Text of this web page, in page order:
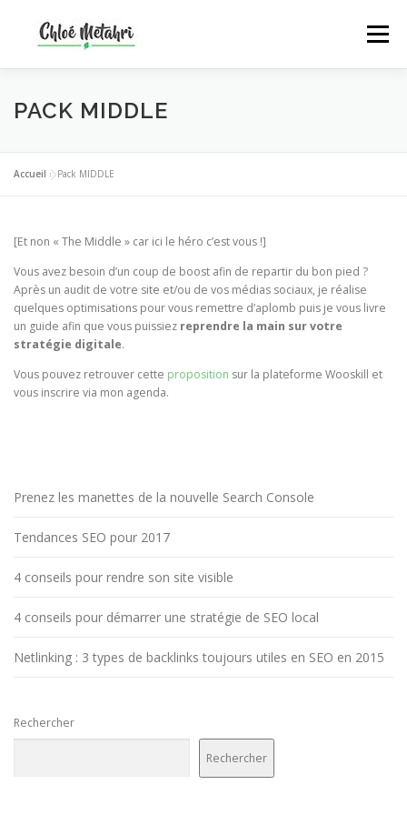
contenu
Menu
DÉCOUVRIR PRÉSENTATION
BLOG CONTACT
PACK MIDDLE
Accueil »Pack MIDDLE
[Et non « The Middle » car ici le héro c’est vous !]
Vous avez besoin d’un coup de boost afin de repartir du bon pied ?
Après un audit de votre site et/ou de vos médias sociaux, je réalise
quelques optimisations pour vous remettre d’aplomb puis je vous livre
un guide afin que vous puissiez reprendre la main sur votre
stratégie digitale.
Vous pouvez retrouver cette proposition sur la plateforme Wooskill et
vous inscrire via mon agenda.
Prenez les manettes de la nouvelle Search Console
Tendances SEO pour 2017
4 conseils pour rendre son site visible
4 conseils pour démarrer une stratégie de SEO local
Netlinking : 3 types de backlinks toujours utiles en SEO en 2015
Rechercher
Rechercher